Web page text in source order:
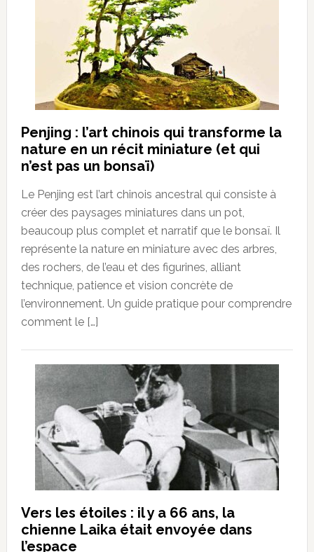
Penjing : l’art chinois qui transforme la
nature en un récit miniature (et qui
n’est pas un bonsaï)
Le Penjing est l’art chinois ancestral qui consiste à
créer des paysages miniatures dans un pot,
beaucoup plus complet et narratif que le bonsaï. Il
représente la nature en miniature avec des arbres,
des rochers, de l’eau et des figurines, alliant
technique, patience et vision concrète de
l’environnement. Un guide pratique pour comprendre
comment le […]
Vers les étoiles : il y a 66 ans, la
chienne Laika était envoyée dans
l’espace